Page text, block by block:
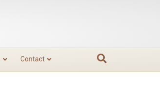
Contact